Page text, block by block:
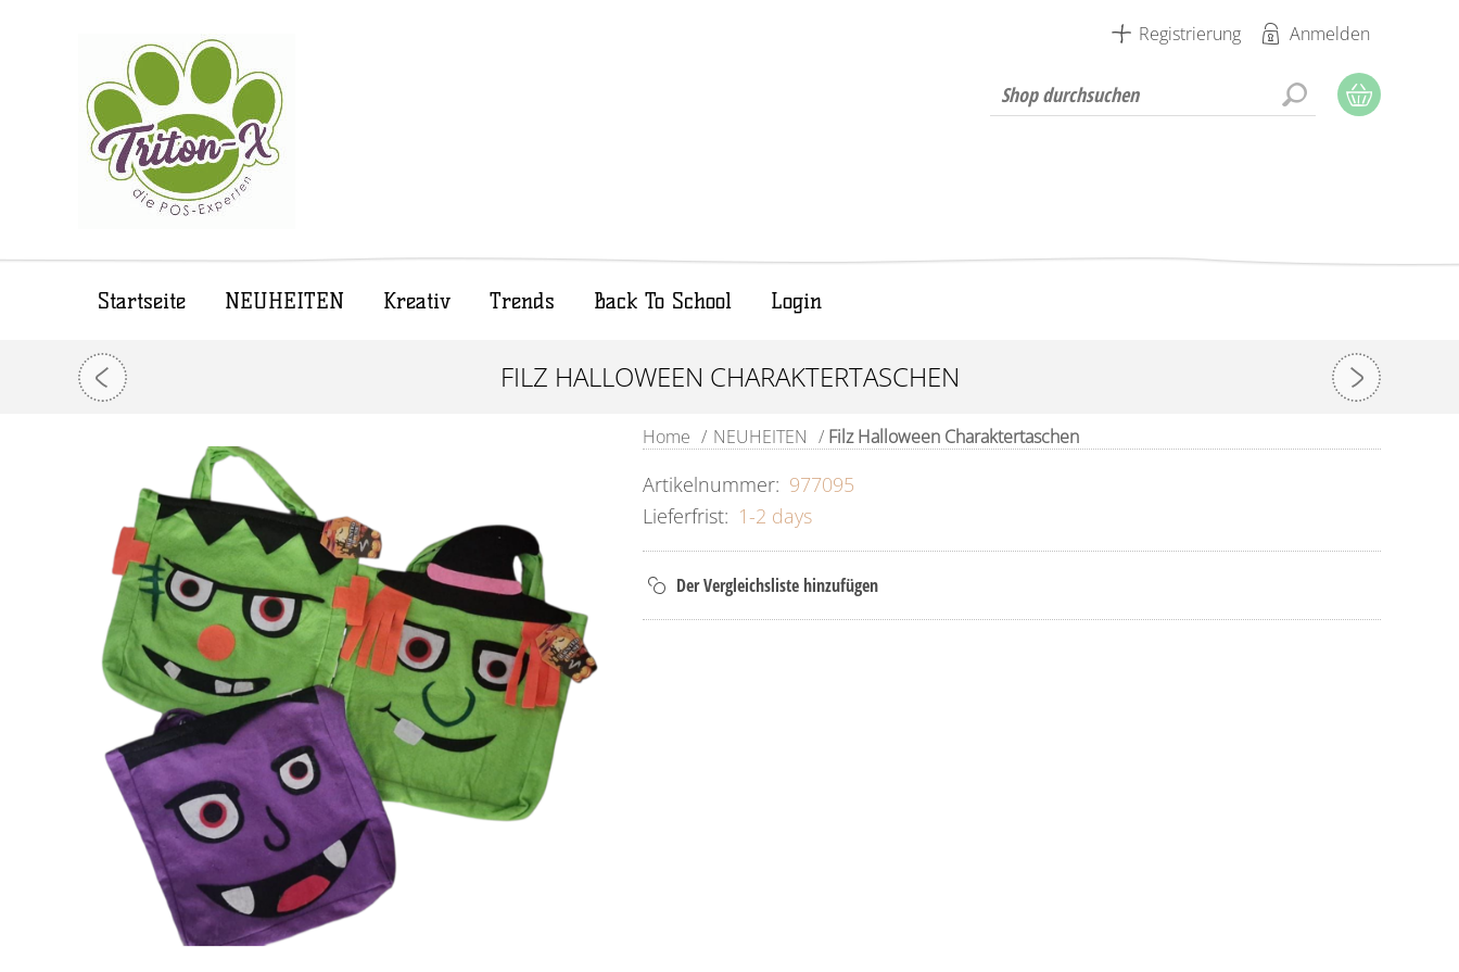
Registrierung Anmelden
Startseite NEUHEITEN Kreativ Trends Back To School Login
FILZ HALLOWEEN CHARAKTERTASCHEN
Home / NEUHEITEN / Filz Halloween Charaktertaschen
Artikelnummer: 977095
Lieferfrist: 1-2 days